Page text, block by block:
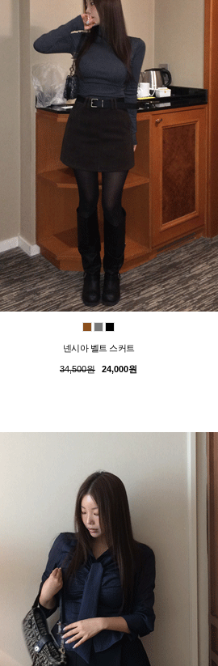
넨시아 벨트 스커트
34,500원 24,000원